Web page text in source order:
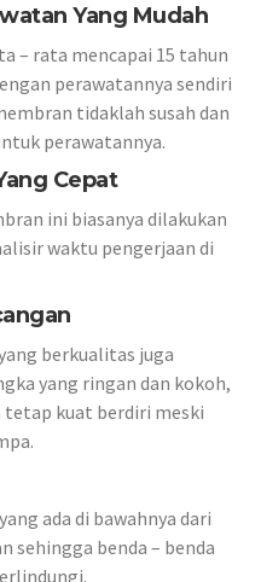
Yang Mudah
– rata mencapai 15 tahun
perawatannya sendiri
tidaklah susah dan
perawatannya.
Cepat
ini biasanya dilakukan
waktu pengerjaan di
berkualitas juga
yang ringan dan kokoh,
tetap kuat berdiri meski
ada di bawahnya dari
sehingga benda – benda